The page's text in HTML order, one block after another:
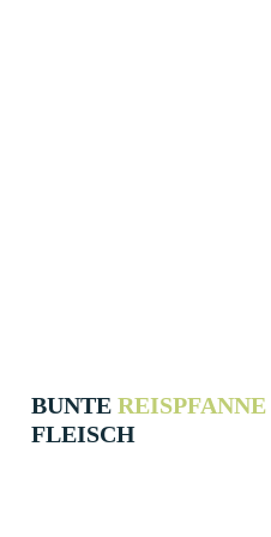
BUNTE REIS­PFANNE
FLEISCH